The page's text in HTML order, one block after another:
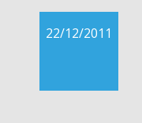
22/12/2011